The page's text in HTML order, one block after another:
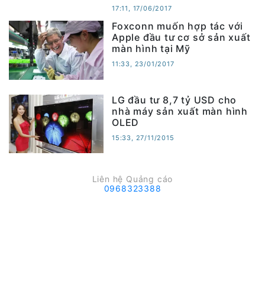
17:11, 17/06/2017
Foxconn muốn hợp tác với
Apple đầu tư cơ sở sản xuất
màn hình tại Mỹ
11:33, 23/01/2017
LG đầu tư 8,7 tỷ USD cho
nhà máy sản xuất màn hình
OLED
15:33, 27/11/2015
Liên hệ Quảng cáo
0968323388